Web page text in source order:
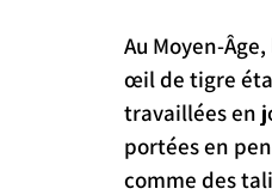
Au Moyen-
œil de tigre
travaillées en
portées en
comme des